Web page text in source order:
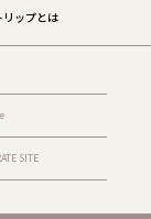
リップとは
SITE